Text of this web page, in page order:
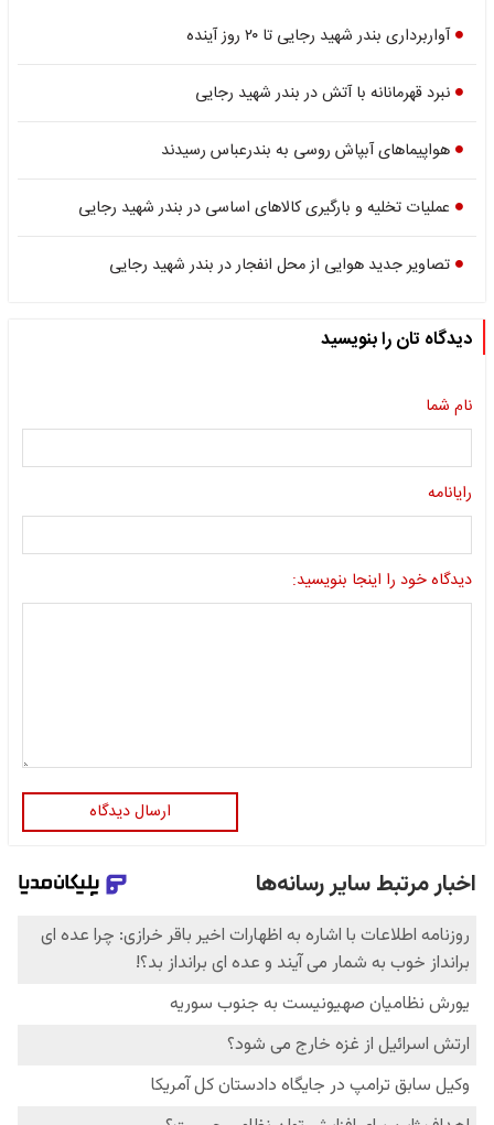
آواربرداری بندر شهید رجایی تا ۲۰ روز آینده
نبرد قهرمانانه با آتش در بندر شهید رجایی
هواپیماهای آبپاش روسی به بندرعباس رسیدند
عملیات تخلیه و بارگیری کالاهای اساسی در بندر شهید رجایی
تصاویر جدید هوایی از محل انفجار در بندر ‌شهید رجایی
دیدگاه تان را بنویسید
نام شما
رایانامه
دیدگاه خود را اینجا بنویسید:
ارسال دیدگاه